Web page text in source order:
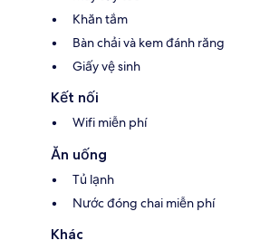
Khăn tắm
Bàn chải và kem đánh răng
Giấy vệ sinh
Kết nối
Wifi miễn phí
Ăn uống
Tủ lạnh
Nước đóng chai miễn phí
Khác